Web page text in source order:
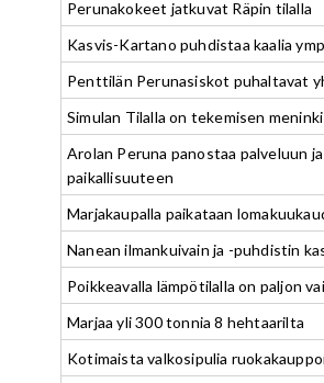
Perunakokeet jatkuvat Räpin tilalla
Kasvis-Kartano puhdistaa kaalia
Penttilän Perunasiskot puhaltavat
Simulan Tilalla on tekemisen meninki
Arolan Peruna panostaa palveluun ja
paikallisuuteen
Marjakaupalla paikataan
Nanean ilmankuivain ja -puhdistin
Poikkeavalla lämpötilalla on paljon
Marjaa yli 300 tonnia 8 hehtaarilta
Kotimaista valkosipulia